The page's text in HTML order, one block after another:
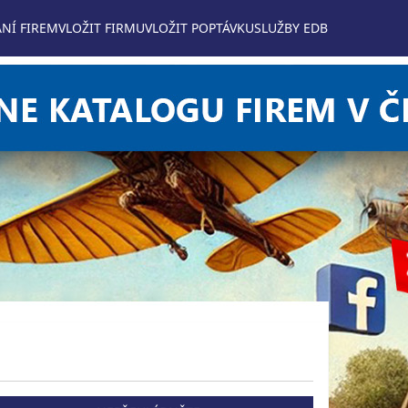
FIREMVLOŽIT FIRMUVLOŽIT POPTÁVKUSLUŽBY EDB